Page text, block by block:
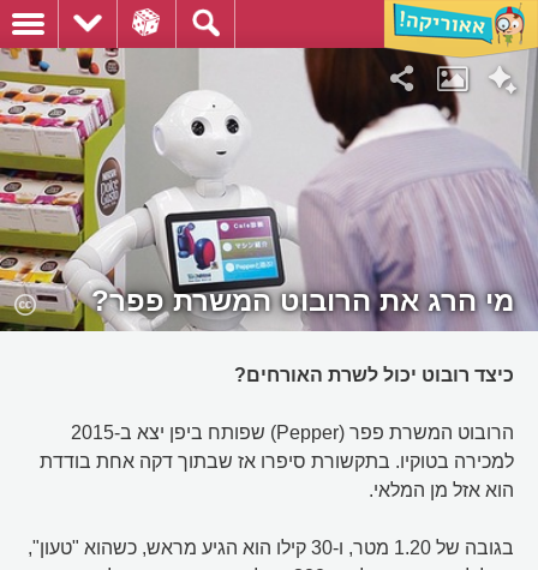
מי הרג את הרובוט המשרת פפר?
כיצד רובוט יכול לשרת האורחים?
הרובוט המשרת פפר (Pepper) שפותח ביפן יצא ב-2015
למכירה בטוקיו. בתקשורת סיפרו אז שבתוך דקה אחת בודדת
הוא אזל מן המלאי.
בגובה של 1.20 מטר, ו-30 קילו הוא הגיע מראש, כשהוא "טעון",